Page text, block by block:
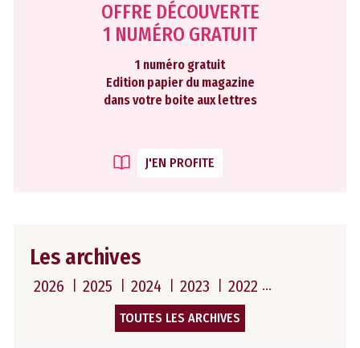
OFFRE DÉCOUVERTE
1 NUMÉRO GRATUIT
1 numéro gratuit
Edition papier du magazine
dans votre boite aux lettres
J'EN PROFITE
Les archives
2026 2025 2024 2023 2022
TOUTES LES ARCHIVES